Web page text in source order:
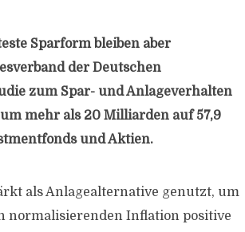
Sparform bleiben aber
der Deutschen
zum Spar- und Anlageverhalten
mehr als 20 Milliarden auf 57,9
und Aktien.
als Anlagealternative genutzt, um
normalisierenden Inflation positive